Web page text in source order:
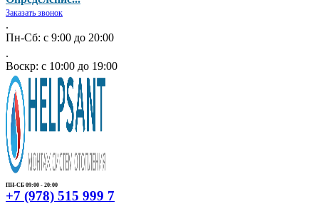
Заказать звонок
.
Пн-Сб: с 9:00 до 20:00
.
Воскр: с 10:00 до 19:00
ПН-СБ 09:00 - 20:00
+7 (978) 515 999 7